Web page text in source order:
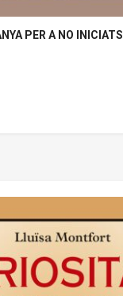
PER A NO INICIATS